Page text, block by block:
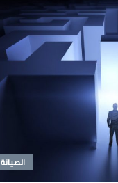
الصيانة